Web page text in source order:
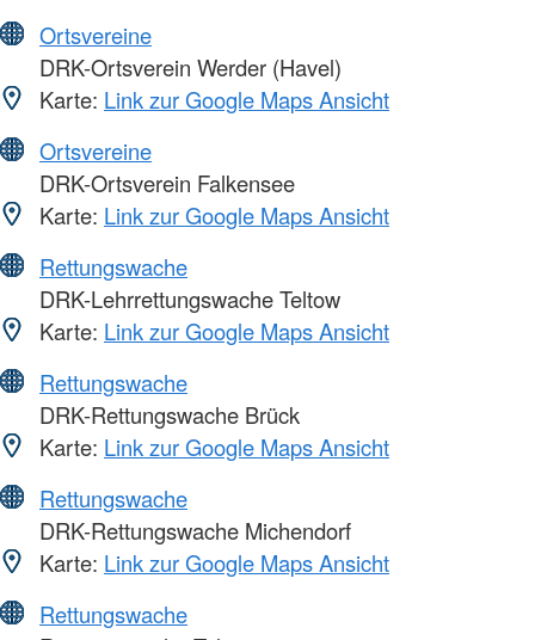
Ortsvereine
DRK-Ortsverein Werder (Havel)
Karte: Link zur Google Maps Ansicht
Ortsvereine
DRK-Ortsverein Falkensee
Karte: Link zur Google Maps Ansicht
Rettungswache
DRK-Lehrrettungswache Teltow
Karte: Link zur Google Maps Ansicht
Rettungswache
DRK-Rettungswache Brück
Karte: Link zur Google Maps Ansicht
Rettungswache
DRK-Rettungswache Michendorf
Karte: Link zur Google Maps Ansicht
Rettungswache